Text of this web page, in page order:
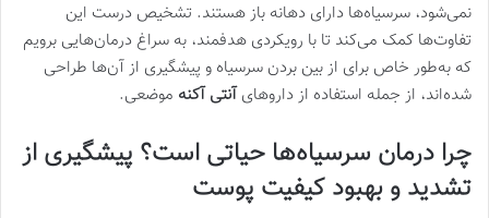
نمی‌شود، سرسیاه‌ها دارای دهانه باز هستند. تشخیص درست این
تفاوت‌ها کمک می‌کند تا با رویکردی هدفمند، به سراغ درمان‌هایی برویم
که به‌طور خاص برای از بین بردن سرسیاه و پیشگیری از آن‌ها طراحی
شده‌اند، از جمله استفاده از داروهایآنتی آکنه موضعی.
چرا درمان سرسیاه‌ها حیاتی است؟ پیشگیری از
تشدید و بهبود کیفیت پوست